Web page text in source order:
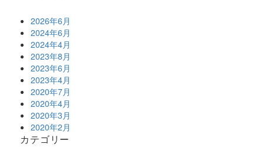
2026年6月
2024年6月
2024年4月
2023年8月
2023年6月
2023年4月
2020年7月
2020年4月
2020年3月
2020年2月
カテゴリー